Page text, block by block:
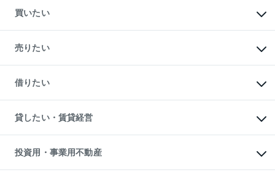
買いたい
新築・分譲マンションの購入
中古マンションの購入
一戸建ての購入
中古一戸建ての購入
不動産購入の流れ
注目キーワード物件特集
購入ガイド
English 繁体中文簡体中文
売りたい
一戸建ての売却・査定
土地の売却・査定
スピードAI査定
不動産査定について
不動産売却の流れ
不動産買換えの流れ
売却ガイド
借りたい
オフィス・店舗の賃貸
借りるときの流れ
借りるガイド
貸したい・賃貸経営
マンション賃料データ
賃貸管理プラン
リロケーションについて
投資用・事業用不動産